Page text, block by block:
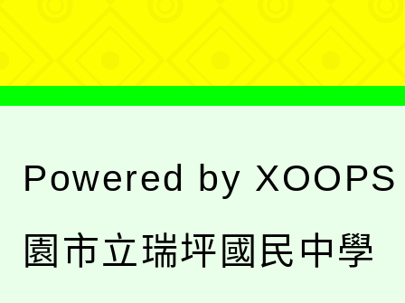
Powered by XOOPS
園市立瑞坪國民中學